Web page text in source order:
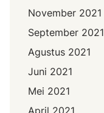
November 2021
September 2021
Agustus 2021
Juni 2021
Mei 2021
April 2021